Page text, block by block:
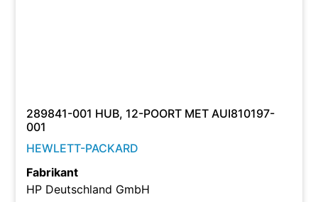
289841-001 HUB, 12-POORT MET AUI810197-
001
HEWLETT-PACKARD
Fabrikant
HP Deutschland GmbH